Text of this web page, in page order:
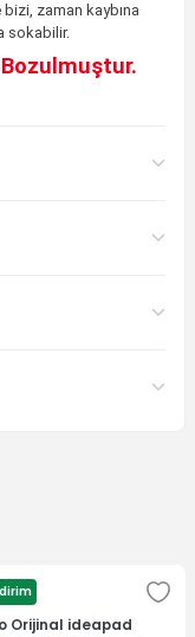
zaman kaybına
sokabilir.
Bozulmuştur.
Orijinal ideapad